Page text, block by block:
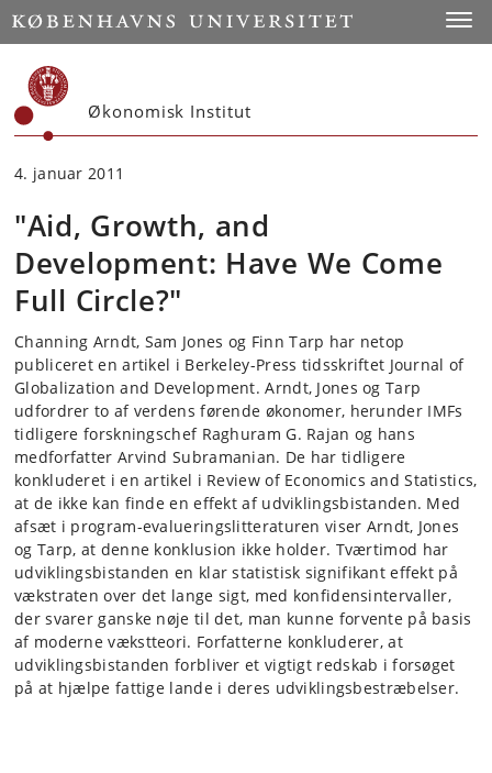
Start
Økonomisk Institut
4. januar 2011
"Aid, Growth, and
Development: Have We Come
Full Circle?"
Channing Arndt, Sam Jones og Finn Tarp har netop
publiceret en artikel i Berkeley-Press tidsskriftet Journal of
Globalization and Development. Arndt, Jones og Tarp
udfordrer to af verdens førende økonomer, herunder IMFs
tidligere forskningschef Raghuram G. Rajan og hans
medforfatter Arvind Subramanian. De har tidligere
konkluderet i en artikel i Review of Economics and Statistics,
at de ikke kan finde en effekt af udviklingsbistanden. Med
afsæt i program-evalueringslitteraturen viser Arndt, Jones
og Tarp, at denne konklusion ikke holder. Tværtimod har
udviklingsbistanden en klar statistisk signifikant effekt på
vækstraten over det lange sigt, med konfidensintervaller,
der svarer ganske nøje til det, man kunne forvente på basis
af moderne vækstteori. Forfatterne konkluderer, at
udviklingsbistanden forbliver et vigtigt redskab i forsøget
på at hjælpe fattige lande i deres udviklingsbestræbelser.